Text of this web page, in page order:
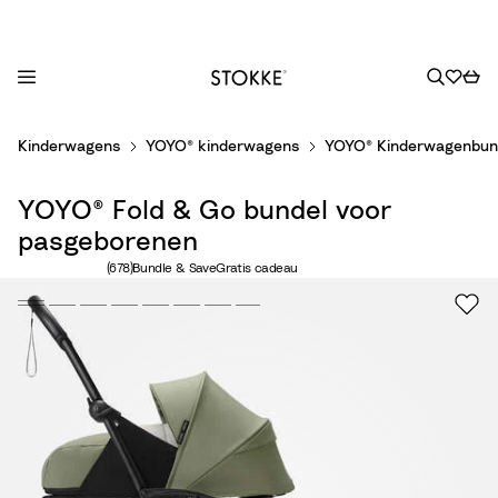
Kinderwagens YOYO® kinderwagens YOYO®
YOYO® Fold & Go bundel voor
pasgeborenen
Aantal beoordelingen: 678
(678)Bundle & SaveGratis cadeau